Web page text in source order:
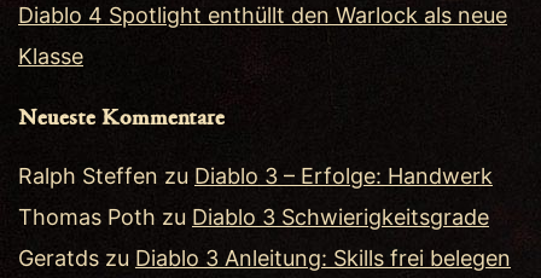
Diablo 4 Spotlight enthüllt den Warlock als neue
Klasse
Neueste Kommentare
Ralph Steffen zu Diablo 3 – Erfolge: Handwerk
Thomas Poth zu Diablo 3 Schwierigkeitsgrade
Geratds zu Diablo 3 Anleitung: Skills frei belegen